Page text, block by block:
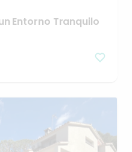
Entorno Tranquilo